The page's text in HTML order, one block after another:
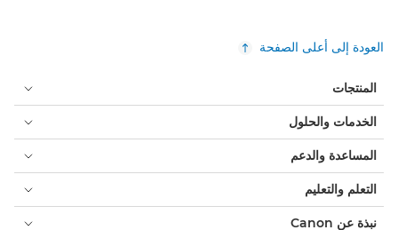
العودة إلى أعلى الصفحة
المنتجات
الخدمات والحلول
المساعدة والدعم
التعلم والتعليم
نبذة عن Canon